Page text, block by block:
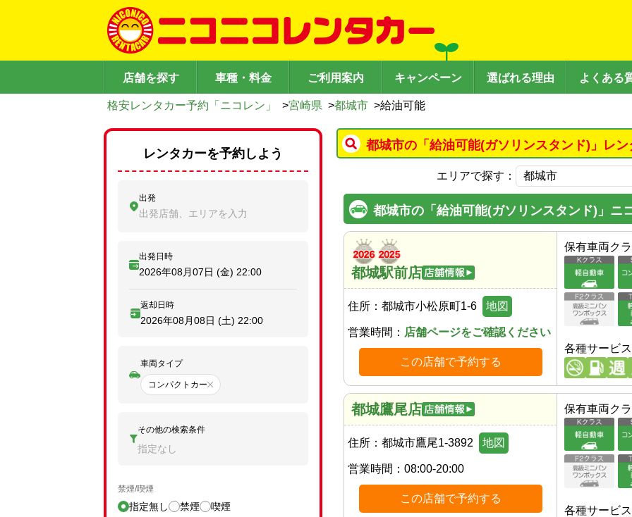
店舗を探す 車種・料金 ご利用案内 キャンペーン 選ばれる理由 よくある
格安レンタカー予約「ニコレン」 >宮崎県 >都城市 >給油可能
都城市の「給油可能(ガソリンスタンド)」レ
エリアで探す：
都城市の「給油可能(ガソリンスタンド)」ニ
都城駅前店
住所： 都城市小松原町1-6 地図
営業時間： 店舗ページをご確認ください
この店舗で予約する
保有車両ク
各種サービス
都城鷹尾店
住所： 都城市鷹尾1-3892 地図
営業時間： 08:00-20:00
この店舗で予約する
保有車両ク
各種サービス
レンタカーを予約しよう
出発
出発店舗、エリアを入力
出発日時
2026年08月07日 (金) 22:00
返却日時
2026年08月08日 (土) 22:00
車両タイプ
コンパクトカー
その他の検索条件
指定なし
禁煙/喫煙
指定無し 禁煙 喫煙